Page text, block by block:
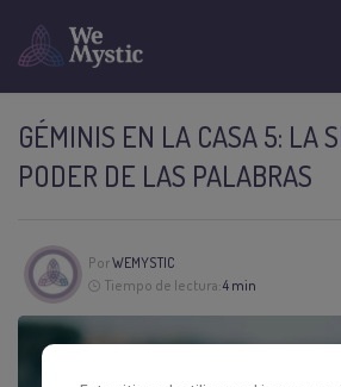
GÉMINIS EN LA CASA 5: LA
PODER DE LAS PALABRAS
PorWEMYSTIC
Tiempo de lectura:4 min